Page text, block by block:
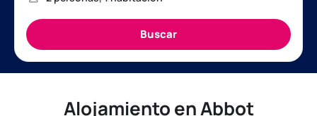
Alojamiento en Abbot